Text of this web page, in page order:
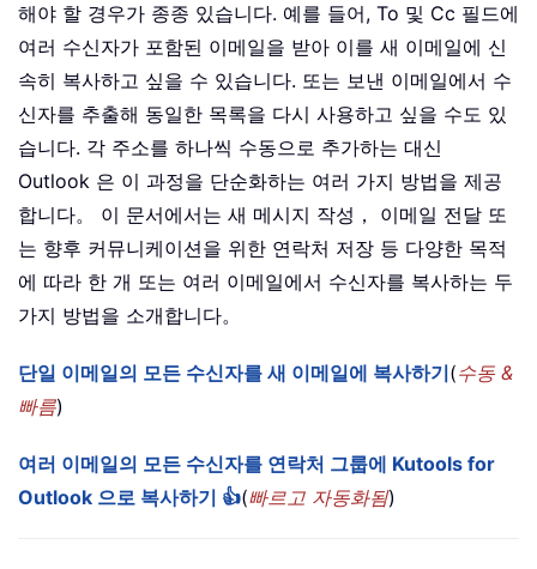
해야 할 경우가 종종 있습니다. 예를 들어, To 및 Cc 필드에
여러 수신자가 포함된 이메일을 받아 이를 새 이메일에 신
속히 복사하고 싶을 수 있습니다. 또는 보낸 이메일에서 수
신자를 추출해 동일한 목록을 다시 사용하고 싶을 수도 있
습니다. 각 주소를 하나씩 수동으로 추가하는 대신
Outlook 은 이 과정을 단순화하는 여러 가지 방법을 제공
합니다。 이 문서에서는 새 메시지 작성， 이메일 전달 또
는 향후 커뮤니케이션을 위한 연락처 저장 등 다양한 목적
에 따라 한 개 또는 여러 이메일에서 수신자를 복사하는 두
가지 방법을 소개합니다。
단일 이메일의 모든 수신자를 새 이메일에 복사하기(수동 &
빠름)
여러 이메일의 모든 수신자를 연락처 그룹에 Kutools for
Outlook 으로 복사하기 👍(빠르고 자동화됨)